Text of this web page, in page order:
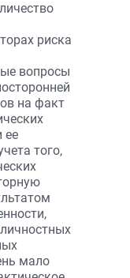
риска
вопросы
на факт
ее
того,
мало